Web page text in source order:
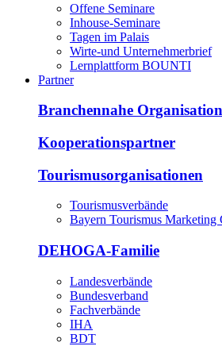
Offene Seminare
Inhouse-Seminare
Tagen im Palais
Wirte-und Unternehmerbrief
Lernplattform BOUNTI
Partner
Branchennahe
Kooperationspartner
Tourismusorganisationen
Tourismusverbände
Bayern Tourismus Marketing
DEHOGA-Familie
Landesverbände
Bundesverband
Fachverbände
IHA
BDT